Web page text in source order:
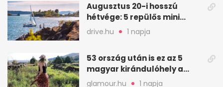
Augusztus 20-i hosszú
hétvége: 5 repülős mini
nyaralás 0 szabadsággal
drive.hu 1 napja
53 ország után is ez az 5
magyar kirándulóhely a
kedvencem
glamour.hu 1 napja